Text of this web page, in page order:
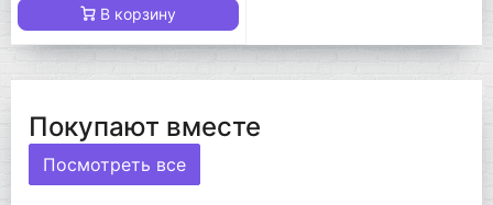
В корзину
Покупают вместе
Посмотреть все